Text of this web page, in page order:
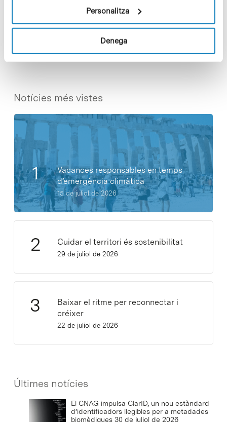
Personalitza
Denega
Share Share
Notícies més vistes
Vacances responsables en temps
d’emergència climàtica
15 de juliol de 2026
Cuidar el territori és sostenibilitat
29 de juliol de 2026
Baixar el ritme per reconnectar i
créixer
22 de juliol de 2026
Últimes notícies
El CNAG impulsa ClarID, un nou estàndard
d’identificadors llegibles per a metadades
biomèdiques 30 de juliol de 2026